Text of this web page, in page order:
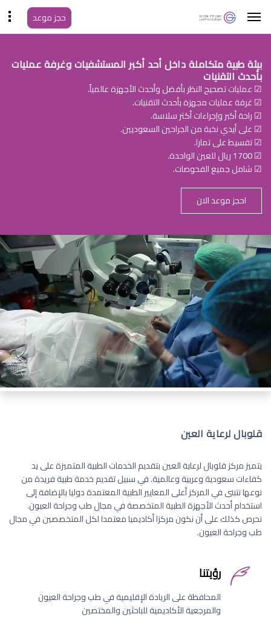
حجز موعد
بيئة طبية متكاملة داخل أحد أكبر المستشفيات وغرفة عمليات
بأحدث التقنيات
☑ عمليات تصحيح النظر بأفضل وأحدث الأجهزة عالمياً.
☑ غرفة عمليات مجهزة بأحدث التقنيات.
☑ راحة أكبر وإجراءات أكثر سلاسة.
☑ على أيدي نخبة من الجراحين السعوديين.
☑ تقسيط على تمارا.
☑ 1700 ريال للعين الواحدة.
☑ شامل جميع الفحوصات.
احجز موعد الان
قلوبال لرعاية العين
يتميز مركز قلوبال لرعاية العين بتقديم الخدمات الطبية المتميزة على يد
كفاءات سعودية وعربية وعالمية. في سبيل تقديم خدمة طبية فريدة من
نوعها نتبنى في المركز أعلى المعايير الطبية المعتمدة دوليا بالإضافة إلى
استخدام أحدث الأجهزة الطبية المتخصصة في مجال طب وجراحة العيون.
نحرص كذلك على أن نكون مركزا أكاديميا معتمدا لكل المتخصصين في مجال
طب وجراحة العيون.
رؤيتنا
المحافظة على الريادة الإقليمية في طب وجراحة العيون
والمرجعية الأكاديمية للباحثين والمختصين